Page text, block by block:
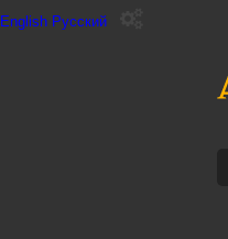
English Русский